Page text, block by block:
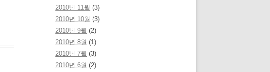
2010년 11월 (3)
2010년 10월 (3)
2010년 9월 (2)
2010년 8월 (1)
2010년 7월 (3)
2010년 6월 (2)